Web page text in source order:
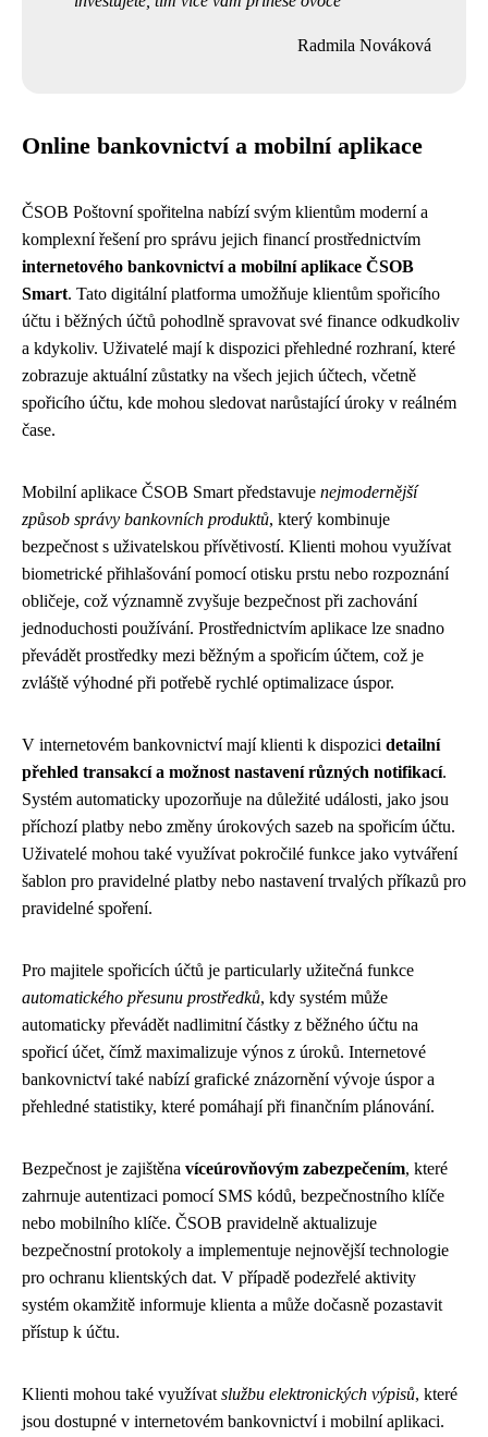
Radmila Nováková
Online bankovnictví a mobilní aplikace
ČSOB Poštovní spořitelna nabízí svým klientům moderní a
komplexní řešení pro správu jejich financí prostřednictvím
internetového bankovnictví a mobilní aplikace ČSOB
Smart. Tato digitální platforma umožňuje klientům spořicího
účtu i běžných účtů pohodlně spravovat své finance odkudkoliv
a kdykoliv. Uživatelé mají k dispozici přehledné rozhraní, které
zobrazuje aktuální zůstatky na všech jejich účtech, včetně
spořicího účtu, kde mohou sledovat narůstající úroky v reálném
čase.
Mobilní aplikace ČSOB Smart představuje nejmodernější
způsob správy bankovních produktů, který kombinuje
bezpečnost s uživatelskou přívětivostí. Klienti mohou využívat
biometrické přihlašování pomocí otisku prstu nebo rozpoznání
obličeje, což významně zvyšuje bezpečnost při zachování
jednoduchosti používání. Prostřednictvím aplikace lze snadno
převádět prostředky mezi běžným a spořicím účtem, což je
zvláště výhodné při potřebě rychlé optimalizace úspor.
V internetovém bankovnictví mají klienti k dispozici detailní
přehled transakcí a možnost nastavení různých notifikací.
Systém automaticky upozorňuje na důležité události, jako jsou
příchozí platby nebo změny úrokových sazeb na spořicím účtu.
Uživatelé mohou také využívat pokročilé funkce jako vytváření
šablon pro pravidelné platby nebo nastavení trvalých příkazů pro
pravidelné spoření.
Pro majitele spořicích účtů je particularly užitečná funkce
automatického přesunu prostředků, kdy systém může
automaticky převádět nadlimitní částky z běžného účtu na
spořicí účet, čímž maximalizuje výnos z úroků. Internetové
bankovnictví také nabízí grafické znázornění vývoje úspor a
přehledné statistiky, které pomáhají při finančním plánování.
Bezpečnost je zajištěna víceúrovňovým zabezpečením, které
zahrnuje autentizaci pomocí SMS kódů, bezpečnostního klíče
nebo mobilního klíče. ČSOB pravidelně aktualizuje
bezpečnostní protokoly a implementuje nejnovější technologie
pro ochranu klientských dat. V případě podezřelé aktivity
systém okamžitě informuje klienta a může dočasně pozastavit
přístup k účtu.
Klienti mohou také využívat službu elektronických výpisů, které
jsou dostupné v internetovém bankovnictví i mobilní aplikaci.